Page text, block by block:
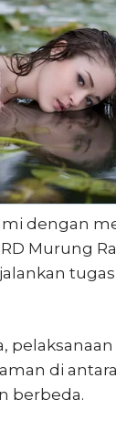
dengan
Murung
di
berbeda.